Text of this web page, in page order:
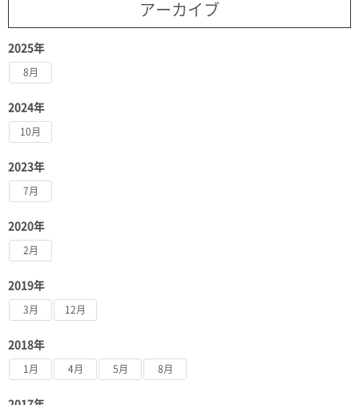
アーカイブ
2025年
8月
2024年
10月
2023年
7月
2020年
2月
2019年
3月 12月
2018年
1月 4月 5月 8月